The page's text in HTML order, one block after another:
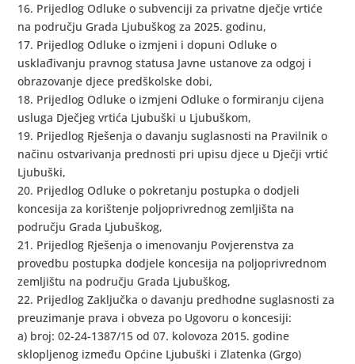
16. Prijedlog Odluke o subvenciji za privatne dječje vrtiće
na području Grada Ljubuškog za 2025. godinu,
17. Prijedlog Odluke o izmjeni i dopuni Odluke o
usklađivanju pravnog statusa Javne ustanove za odgoj i
obrazovanje djece predškolske dobi,
18. Prijedlog Odluke o izmjeni Odluke o formiranju cijena
usluga Dječjeg vrtića Ljubuški u Ljubuškom,
19. Prijedlog Rješenja o davanju suglasnosti na Pravilnik o
načinu ostvarivanja prednosti pri upisu djece u Dječji vrtić
Ljubuški,
20. Prijedlog Odluke o pokretanju postupka o dodjeli
koncesija za korištenje poljoprivrednog zemljišta na
području Grada Ljubuškog,
21. Prijedlog Rješenja o imenovanju Povjerenstva za
provedbu postupka dodjele koncesija na poljoprivrednom
zemljištu na području Grada Ljubuškog,
22. Prijedlog Zaključka o davanju predhodne suglasnosti za
preuzimanje prava i obveza po Ugovoru o koncesiji:
a) broj: 02-24-1387/15 od 07. kolovoza 2015. godine
sklopljenog između Općine Ljubuški i Zlatenka (Grgo)